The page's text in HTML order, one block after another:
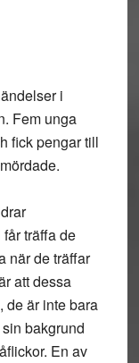
i
Fem unga
fick pengar till
träffa de
när de träffar
att dessa
de är inte bara
bakgrund
En av